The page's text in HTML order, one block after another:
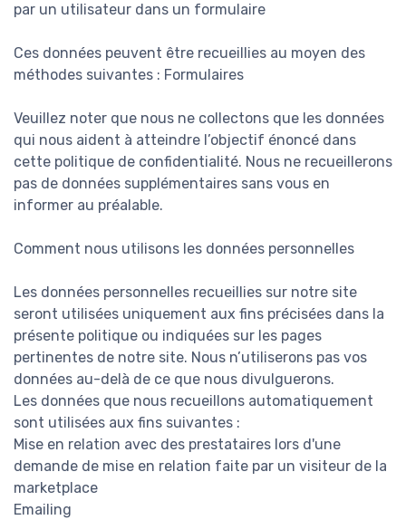
par un utilisateur dans un formulaire
Ces données peuvent être recueillies au moyen des
méthodes suivantes : Formulaires
Veuillez noter que nous ne collectons que les données
qui nous aident à atteindre l’objectif énoncé dans
cette politique de confidentialité. Nous ne recueillerons
pas de données supplémentaires sans vous en
informer au préalable.
Comment nous utilisons les données personnelles
Les données personnelles recueillies sur notre site
seront utilisées uniquement aux fins précisées dans la
présente politique ou indiquées sur les pages
pertinentes de notre site. Nous n’utiliserons pas vos
données au-delà de ce que nous divulguerons.
Les données que nous recueillons automatiquement
sont utilisées aux fins suivantes :
Mise en relation avec des prestataires lors d'une
demande de mise en relation faite par un visiteur de la
marketplace
Emailing